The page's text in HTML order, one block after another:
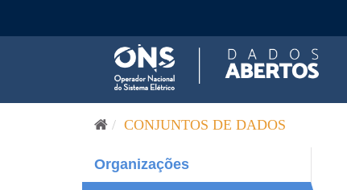
CONJUNTOS DE DADOS
Organizações